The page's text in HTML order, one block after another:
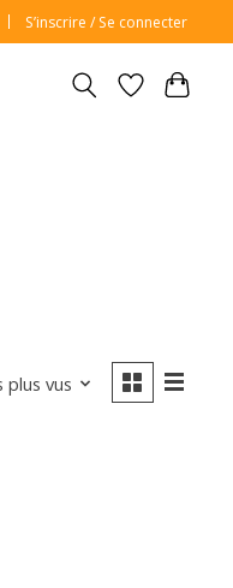
S’inscrire / Se connecter
plus vus